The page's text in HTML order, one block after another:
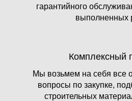
гарантийного
выполненных
Комплексный
Мы возьмем на себя все
вопросы по закупке,
строительных